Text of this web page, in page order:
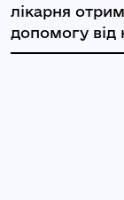
лікарня
допомогу від